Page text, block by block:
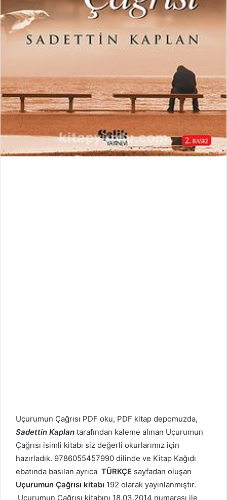
Uçurumun Çağrısı PDF oku, PDF kitap depomuzda,
Sadettin Kaplan tarafından kaleme alınan Uçurumun
Çağrısı isimli kitabı siz değerli okurlarımız için
hazırladık. 9786055457990 dilinde ve Kitap Kağıdı
ebatında basılan ayrıca TÜRKÇE sayfadan oluşan
Uçurumun Çağrısı kitabı 192 olarak yayınlanmıştır.
Uçurumun Çağrısı kitabını 18.03.2014 numarası ile